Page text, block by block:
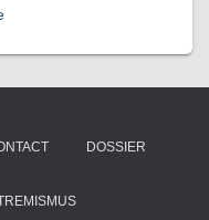
DOSSIER